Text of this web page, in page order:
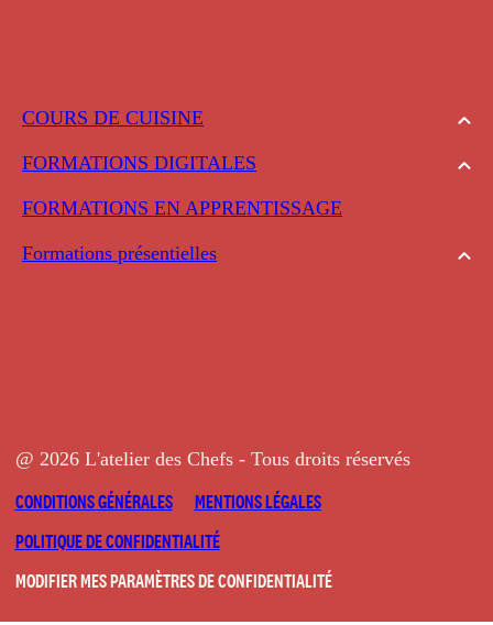
COURS DE CUISINE
FORMATIONS DIGITALES
FORMATIONS EN APPRENTISSAGE
Formations présentielles
@ 2026 L'atelier des Chefs - Tous droits réservés
CONDITIONS GÉNÉRALES
MENTIONS LÉGALES
POLITIQUE DE CONFIDENTIALITÉ
MODIFIER MES PARAMÈTRES DE CONFIDENTIALITÉ